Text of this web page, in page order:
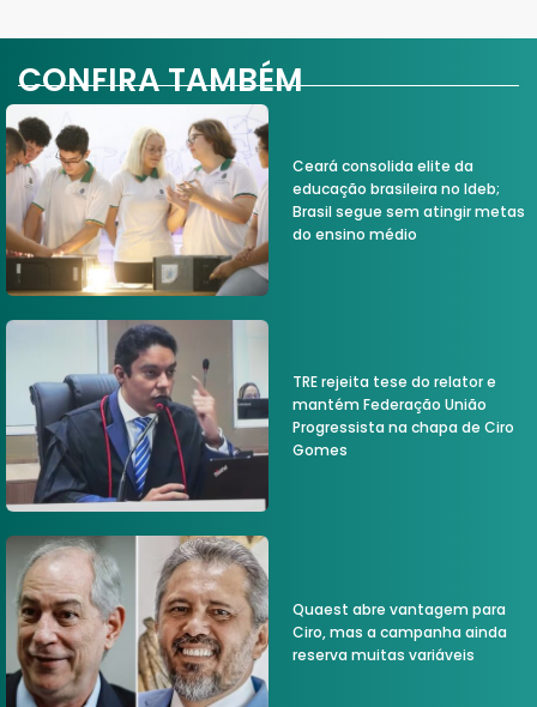
CONFIRA TAMBÉM
Ceará consolida elite da
educação brasileira no Ideb;
Brasil segue sem atingir metas
do ensino médio
TRE rejeita tese do relator e
mantém Federação União
Progressista na chapa de Ciro
Gomes
Quaest abre vantagem para
Ciro, mas a campanha ainda
reserva muitas variáveis